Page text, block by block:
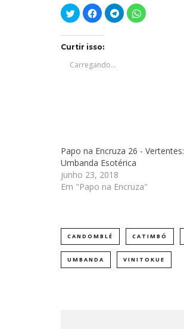
Clique
para
compartilhar
em
janela)
Clique
para
compartilhar
em
janela)
Clique
para
compartilhar
Clique
para
Curtir isso:
Carregando...
Papo na Encruza 26 - Vertentes:
Umbanda Esotérica
junho 23, 2018
Em "Papo na Encruza"
CANDOMBLÉ CATIMBÓ
UMBANDA VINITOKUE